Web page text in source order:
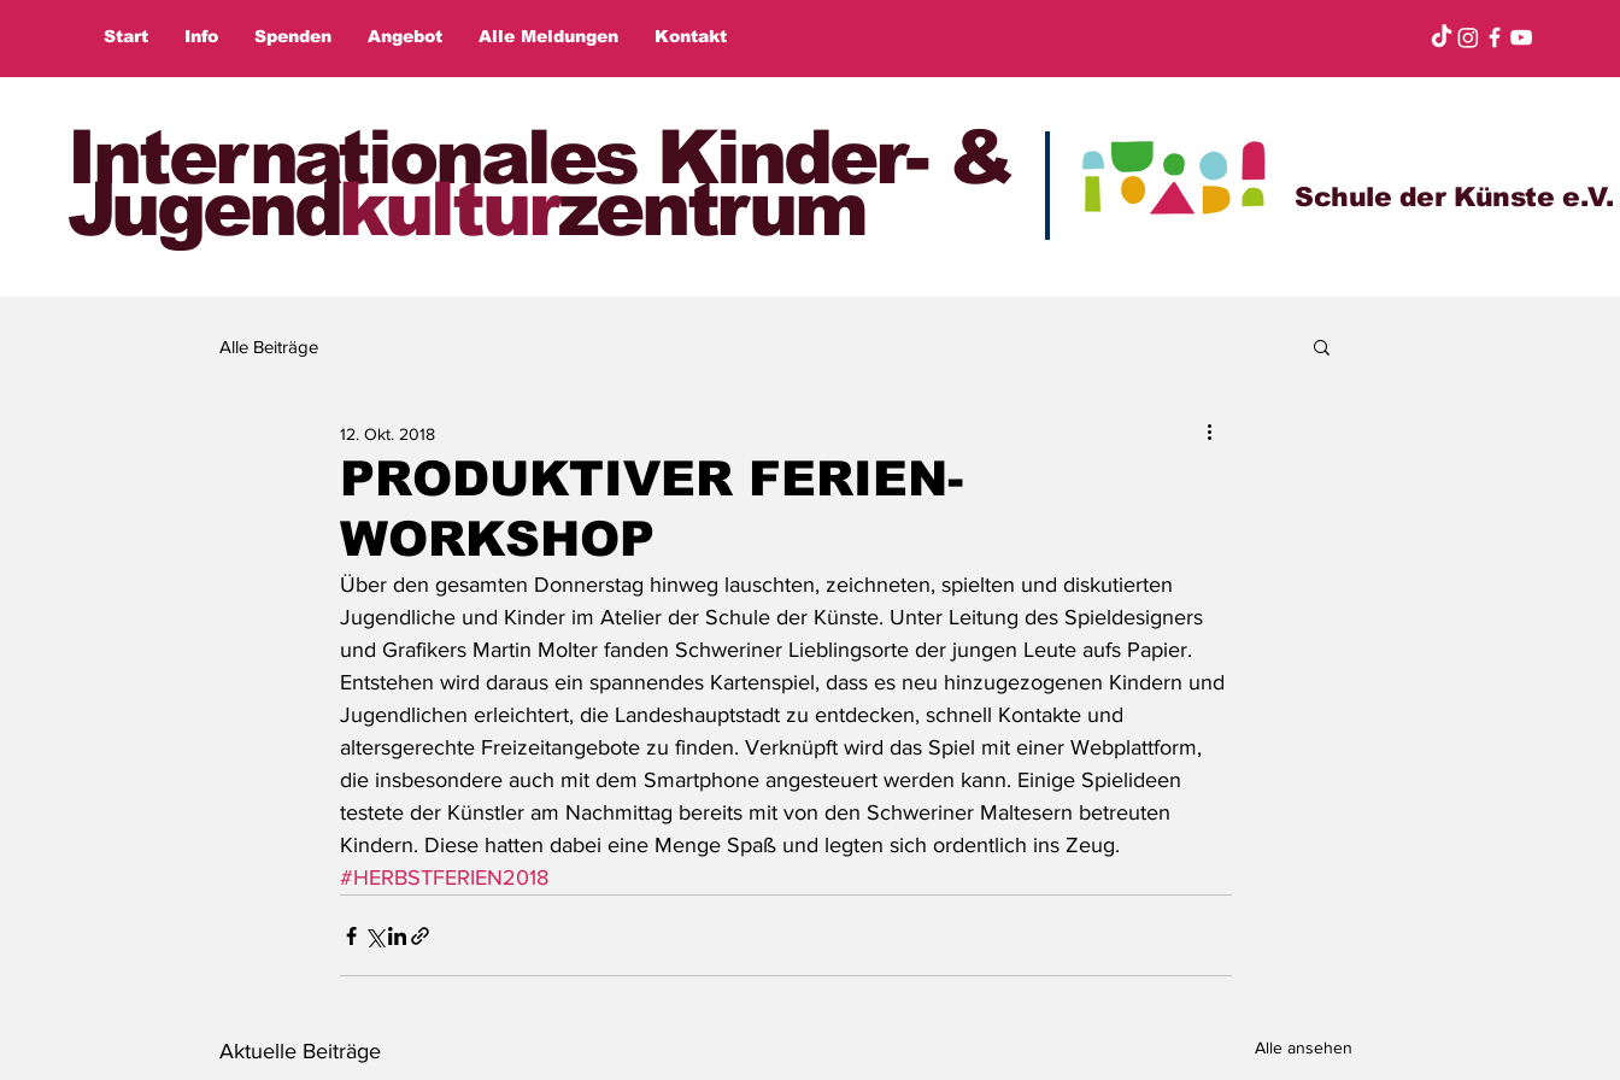
Start Info Spenden Angebot Alle Meldungen Kontakt
Internationales Kinder- &
Jugendkulturzentrum Schule der Künste e.V.
Alle Beiträge
PRODUKTIVER FERIEN-
WORKSHOP
12. Okt. 2018
Über den gesamten Donnerstag hinweg lauschten, zeichneten, spielten und diskutierten
Jugendliche und Kinder im Atelier der Schule der Künste. Unter Leitung des Spieldesigners
und Grafikers Martin Molter fanden Schweriner Lieblingsorte der jungen Leute aufs Papier.
Entstehen wird daraus ein spannendes Kartenspiel, dass es neu hinzugezogenen Kindern und
Jugendlichen erleichtert, die Landeshauptstadt zu entdecken, schnell Kontakte und
altersgerechte Freizeitangebote zu finden. Verknüpft wird das Spiel mit einer Webplattform,
die insbesondere auch mit dem Smartphone angesteuert werden kann. Einige Spielideen
testete der Künstler am Nachmittag bereits mit von den Schweriner Maltesern betreuten
Kindern. Diese hatten dabei eine Menge Spaß und legten sich ordentlich ins Zeug.
#HERBSTFERIEN2018
Aktuelle Beiträge Alle ansehen